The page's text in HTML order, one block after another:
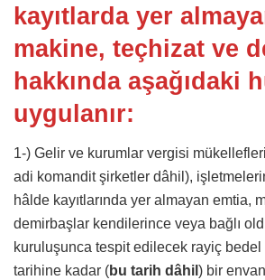
kayıtlarda yer
makine, teçhizat ve
hakkında aşağıdaki
uygulanır:
1-) Gelir ve kurumlar vergisi
adi komandit şirketler dâhil),
hâlde kayıtlarında yer almayan emtia,
demirbaşlar kendilerince veya bağlı
kuruluşunca tespit edilecek rayiç bedel
tarihine kadar (bu tarih dâhil ) bir